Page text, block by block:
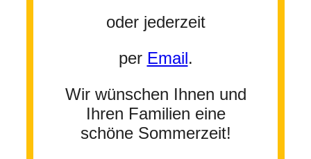
oder jederzeit
per Email.
Wir wünschen Ihnen und
Ihren Familien eine
schöne Sommerzeit!